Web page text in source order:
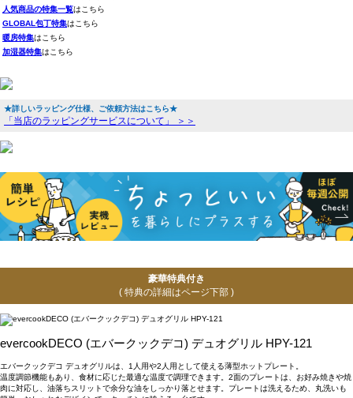
人気商品の特集一覧はこちら
GLOBAL包丁特集はこちら
暖房特集はこちら
加湿器特集はこちら
★詳しいラッピング仕様、ご依頼方法はこちら★
「当店のラッピングサービスについて」 ＞＞
豪華特典付き
( 特典の詳細はページ下部 )
evercookDECO (エバークックデコ) デュオグリル HPY-121
エバークックデコ デュオグリルは、1人用や2人用として使える薄型ホットプレート。
温度調節機能もあり、食材に応じた最適な温度で調理できます。2面のプレートは、お好み焼きや焼
肉に対応し、油落ちスリットで余分な油をしっかり落とせます。プレートは洗えるため、丸洗いも